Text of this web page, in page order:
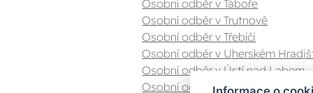
Osobní odběr v Táboře
Osobní odběr v Trutnově
Osobní odběr v Třebíči
Osobní odběr v Uherském
Osobní odběr v Ústí nad Labem
Osobní odběr v Valašském